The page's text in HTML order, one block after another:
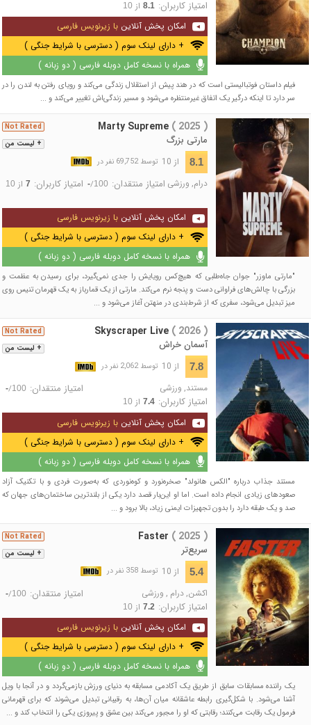
امتیاز کاربران: 8.1از 10
امکان پخش آنلاین با زیرنویس فارسی
+ دارای لینک سوم ( دسترسی با شرایط جنگی )
همراه با نسخه کامل دوبله فارسی ( دو زبانه )
فیلم داستان فوتبالیستی است که در هند پیش از استقلال زندگی می‌کند و رویای رفتن به لندن را در
سر دارد تا اینکه درگیر یک اتفاق غیرمنتظره می‌شود و مسیر زندگی‌اش تغییر می‌کند و ...
+ لیست من
Not Rated Marty Supreme ( 2025 )
مارتی بزرگ
8.1 از 10 توسط 69,752 نفر در
درام, ورزشی امتیاز منتقدان: -/100 امتیاز کاربران: 7از 10
امکان پخش آنلاین با زیرنویس فارسی
+ دارای لینک سوم ( دسترسی با شرایط جنگی )
همراه با نسخه کامل دوبله فارسی ( دو زبانه )
"مارتی ماوزر" جوان جاه‌طلبی که هیچ‌کس رویایش را جدی نمی‌گیرد، برای رسیدن به عظمت و
بزرگی با چالش‌های فراوانی دست و پنجه نرم می‌کند. مارتی از یک قمارباز به یک قهرمان تنیس روی
میز تبدیل می‌شود، سفری که از شرط‌بندی در منهتن آغاز می‌شود و ...
+ لیست من
Not Rated Skyscraper Live ( 2026 )
آسمان خراش
7.8 از 10 توسط 2,062 نفر در
مستند, ورزشی امتیاز منتقدان: -/100
امتیاز کاربران: 7.4از 10
امکان پخش آنلاین با زیرنویس فارسی
+ دارای لینک سوم ( دسترسی با شرایط جنگی )
همراه با نسخه کامل دوبله فارسی ( دو زبانه )
مستند جذاب درباره "الکس هانولد" صخره‌نورد و کوه‌نوردی که به‌صورت فردی و با تکنیک آزاد
صعود‌های زیادی انجام داده است. اما او این‌بار قصد دارد یکی از بلند‌ترین ساختمان‌های جهان که
صد و یک طبقه دارد را بدون تجهیزات ایمنی زیاد، بالا برود و ...
+ لیست من
Not Rated Faster ( 2025 )
سریع‌تر
5.4 از 10 توسط 358 نفر در
اکشن, درام , ورزشی امتیاز منتقدان: -/100
امتیاز کاربران: 7.2از 10
امکان پخش آنلاین با زیرنویس فارسی
+ دارای لینک سوم ( دسترسی با شرایط جنگی )
همراه با نسخه کامل دوبله فارسی ( دو زبانه )
یک راننده مسابقات سابق از طریق یک آکادمی مسابقه به دنیای ورزش بازمی‌گردد و در آنجا با ویل
آشنا می‌شود. با شکل‌گیری رابطه عاشقانه میان آن‌ها، به رقیبانی تبدیل می‌شوند که برای قهرمانی
فرمول یک رقابت می‌کنند؛ رقابتی که او را مجبور می‌کند بین عشق و پیروزی یکی را انتخاب کند و ...